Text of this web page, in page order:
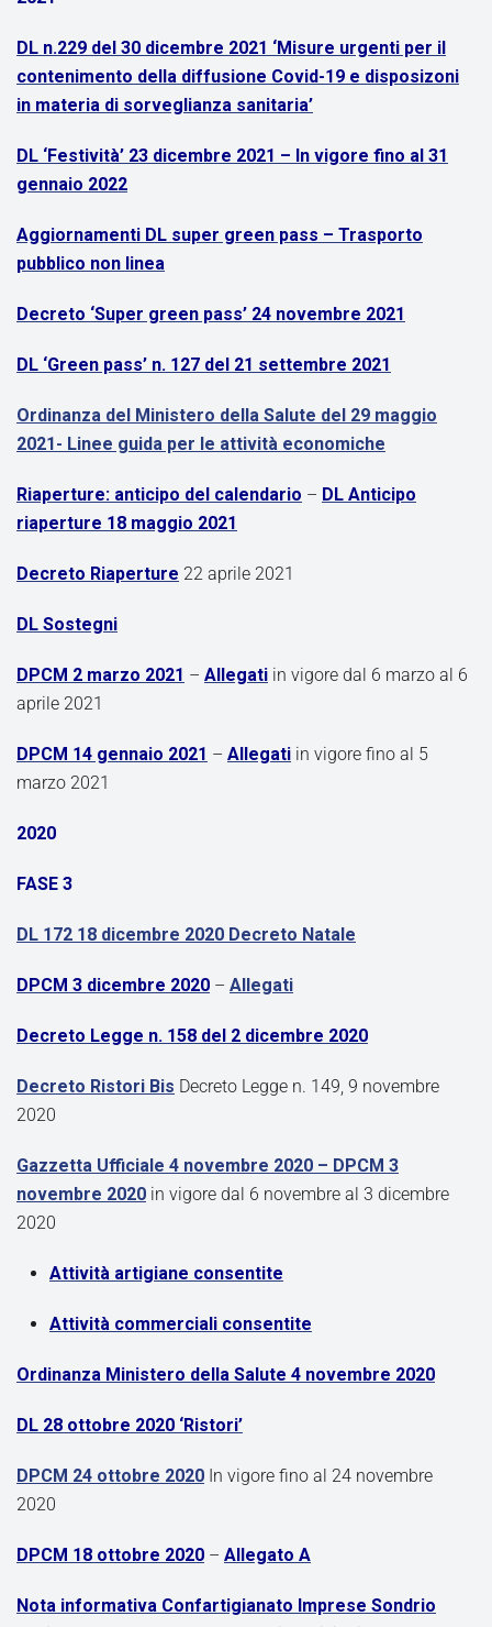
DL n.229 del 30 dicembre 2021 ‘Misure urgenti per il
contenimento della diffusione Covid-19 e disposizoni
in materia di sorveglianza sanitaria’
DL ‘Festività’ 23 dicembre 2021 – In vigore fino al 31
gennaio 2022
Aggiornamenti DL super green pass – Trasporto
pubblico non linea
Decreto ‘Super green pass’ 24 novembre 2021
DL ‘Green pass’ n. 127 del 21 settembre 2021
Ordinanza del Ministero della Salute del 29 maggio
2021- Linee guida per le attività economiche
Riaperture: anticipo del calendario – DL Anticipo
riaperture 18 maggio 2021
Decreto Riaperture 22 aprile 2021
DL Sostegni
DPCM 2 marzo 2021 – Allegati in vigore dal 6 marzo al 6
aprile 2021
DPCM 14 gennaio 2021 – Allegati in vigore fino al 5
marzo 2021
2020
FASE 3
DL 172 18 dicembre 2020 Decreto Natale
DPCM 3 dicembre 2020 – Allegati
Decreto Legge n. 158 del 2 dicembre 2020
Decreto Ristori Bis Decreto Legge n. 149, 9 novembre
2020
Gazzetta Ufficiale 4 novembre 2020 – DPCM 3
novembre 2020 in vigore dal 6 novembre al 3 dicembre
2020
Attività artigiane consentite
Attività commerciali consentite
Ordinanza Ministero della Salute 4 novembre 2020
DL 28 ottobre 2020 ‘Ristori’
DPCM 24 ottobre 2020 In vigore fino al 24 novembre
2020
DPCM 18 ottobre 2020 – Allegato A
Nota informativa Confartigianato Imprese Sondrio